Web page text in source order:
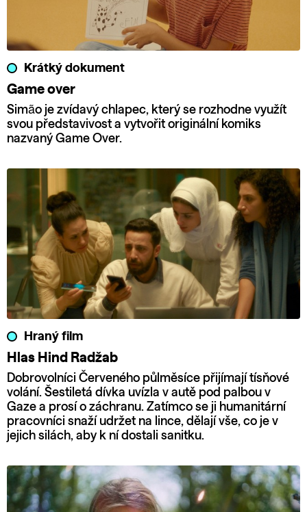
Krátký dokument
Game over
Simão je zvídavý chlapec, který se rozhodne využít
svou představivost a vytvořit originální komiks
nazvaný Game Over.
Hraný film
Hlas Hind Radžab
Dobrovolníci Červeného půlměsíce přijímají tísňové
volání. Šestiletá dívka uvízla v autě pod palbou v
Gaze a prosí o záchranu. Zatímco se ji humanitární
pracovníci snaží udržet na lince, dělají vše, co je v
jejich silách, aby k ní dostali sanitku.